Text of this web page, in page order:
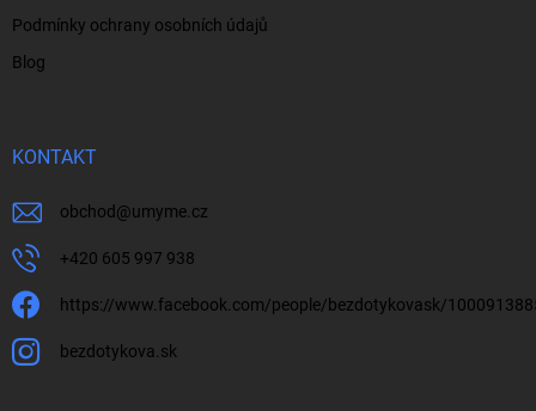
Podmínky ochrany osobních údajů
Blog
KONTAKT
obchod @umyme.cz
+420 605 997 938
https://www.facebook.com/people/bezdotykovask/
bezdotykova.sk